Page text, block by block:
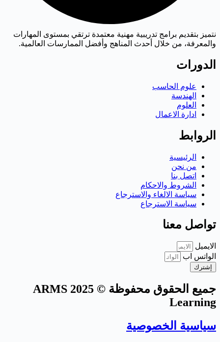
نتميز بتقديم برامج تدريبية مهنية معتمدة ترتقي بمستوى المهارات
والمعرفة، من خلال أحدث المناهج وأفضل الممارسات العالمية.
الدورات
علوم الحاسب
الهندسة
العلوم
ادارة الاعمال
الروابط
الرئيسية
من نحن
اتصل بنا
الشروط والاحكام
سياسة الالغاء والاسترجاع
سياسة الاسترجاع
تواصل معنا
الايميل
الواتس اب
إشترك
جميع الحقوق محفوظة © 2025 ARMS
Learning
سياسية الخصوصية